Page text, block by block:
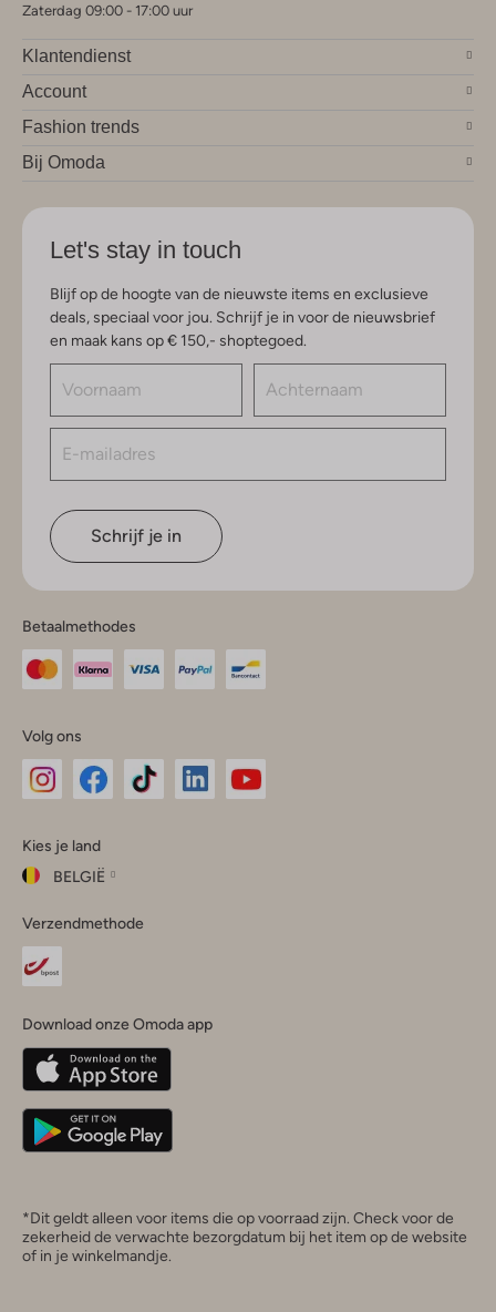
Zaterdag 09:00 - 17:00 uur
Klantendienst
Account
Fashion trends
Bij Omoda
Let's stay in touch
Blijf op de hoogte van de nieuwste items en exclusieve
deals, speciaal voor jou. Schrijf je in voor de nieuwsbrief
en maak kans op € 150,- shoptegoed.
Schrijf je in
Betaalmethodes
Volg ons
InstagramFacebook
Kies je land
BELGIË
je
land
Belgique(Français)
Deutschland
Verzendmethode
Download onze Omoda app
*Dit geldt alleen voor items die op voorraad zijn. Check voor de
zekerheid de verwachte bezorgdatum bij het item op de website
of in je winkelmandje.